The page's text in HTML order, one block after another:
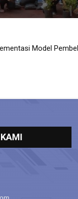
Model
Gerakan